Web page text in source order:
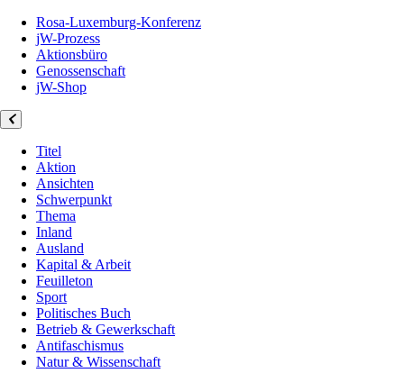
Rosa-Luxemburg-Konferenz
jW-Prozess
Aktionsbüro
Genossenschaft
jW-Shop
Titel
Aktion
Ansichten
Schwerpunkt
Thema
Inland
Ausland
Kapital & Arbeit
Feuilleton
Sport
Politisches Buch
Betrieb & Gewerkschaft
Antifaschismus
Natur & Wissenschaft